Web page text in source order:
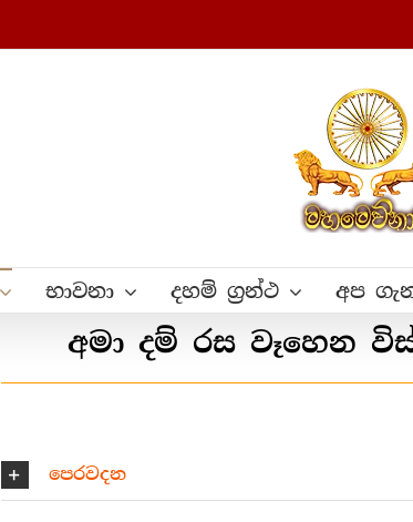
භාවනා දහම් ග්‍රන්ථ අප
අමා දම් රස වෑහෙන
පෙරවදන